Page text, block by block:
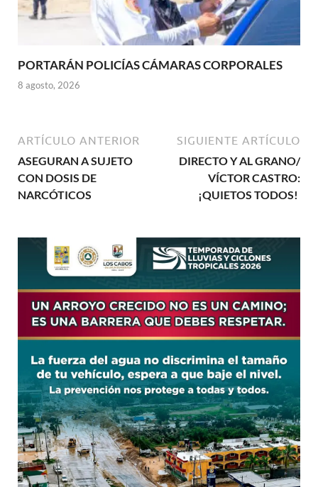
PORTARÁN POLICÍAS CÁMARAS CORPORALES
8 agosto, 2026
ARTÍCULO ANTERIOR
ASEGURAN A SUJETO
CON DOSIS DE
NARCÓTICOS
SIGUIENTE ARTÍCULO
DIRECTO Y AL GRANO/
VÍCTOR CASTRO:
¡QUIETOS TODOS!